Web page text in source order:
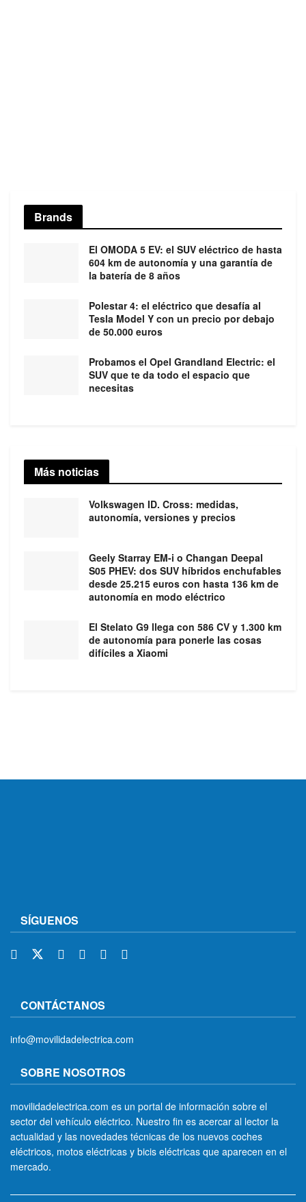
Brands
El OMODA 5 EV: el SUV eléctrico de hasta
604 km de autonomía y una garantía de
la batería de 8 años
Polestar 4: el eléctrico que desafía al
Tesla Model Y con un precio por debajo
de 50.000 euros
Probamos el Opel Grandland Electric: el
SUV que te da todo el espacio que
necesitas
Más noticias
Volkswagen ID. Cross: medidas,
autonomía, versiones y precios
Geely Starray EM-i o Changan Deepal
S05 PHEV: dos SUV híbridos enchufables
desde 25.215 euros con hasta 136 km de
autonomía en modo eléctrico
El Stelato G9 llega con 586 CV y 1.300 km
de autonomía para ponerle las cosas
difíciles a Xiaomi
SÍGUENOS
CONTÁCTANOS
info@movilidadelectrica.com
SOBRE NOSOTROS
movilidadelectrica.com es un portal de información sobre el
sector del vehículo eléctrico. Nuestro fin es acercar al lector la
actualidad y las novedades técnicas de los nuevos coches
eléctricos, motos eléctricas y bicis eléctricas que aparecen en el
mercado.